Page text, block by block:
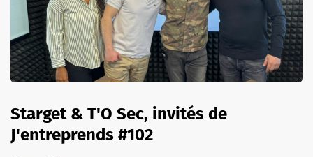
Starget & T'O Sec, invités de
J'entreprends #102